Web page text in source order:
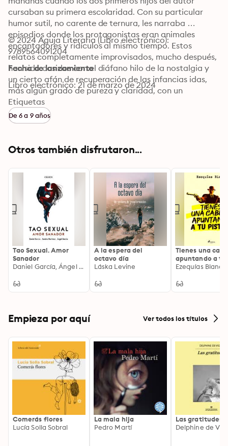
cursaban su primera escolaridad. Con su particular
humor sutil, no carente de ternura, les narraba
episodios donde los protagonistas eran animales
encantadores y ridículos al mismo tiempo. Estos
relatos completamente improvisados, mucho después,
han sido cosidos con el diáfano hilo de la nostalgia y
un cierto afán de recuperación de las infancias idas,
más algún grado de pureza y claridad, con un
ingrediente animalero, evocador quizás de la propia
infancia. Francisco Javier Alcalde nos entrega el
universo de la vida moviéndose con simpleza, simpatía
tierras, aires y aguas...
© 2024 Aguja Literaria (Libro electrónico):
9789564091204
Fecha de lanzamiento
Libro electrónico: 21 de marzo de 2024
Etiquetas
De 6 a 9 años
Otros también disfrutaron...
Tao Sexual. Amor
Sanador
Daniel García, Ángel García, Sandra Martínez
A la espera del
octavo día
Láska Levine
Tienes una
apuntando a tu
pistola
Ezequías Blanco
Empieza por aquí Ver todos los títulos
Comerás flores
Lucía Solla Sobral
La mala hija
Pedro Martí
Las gratitudes
Delphine de